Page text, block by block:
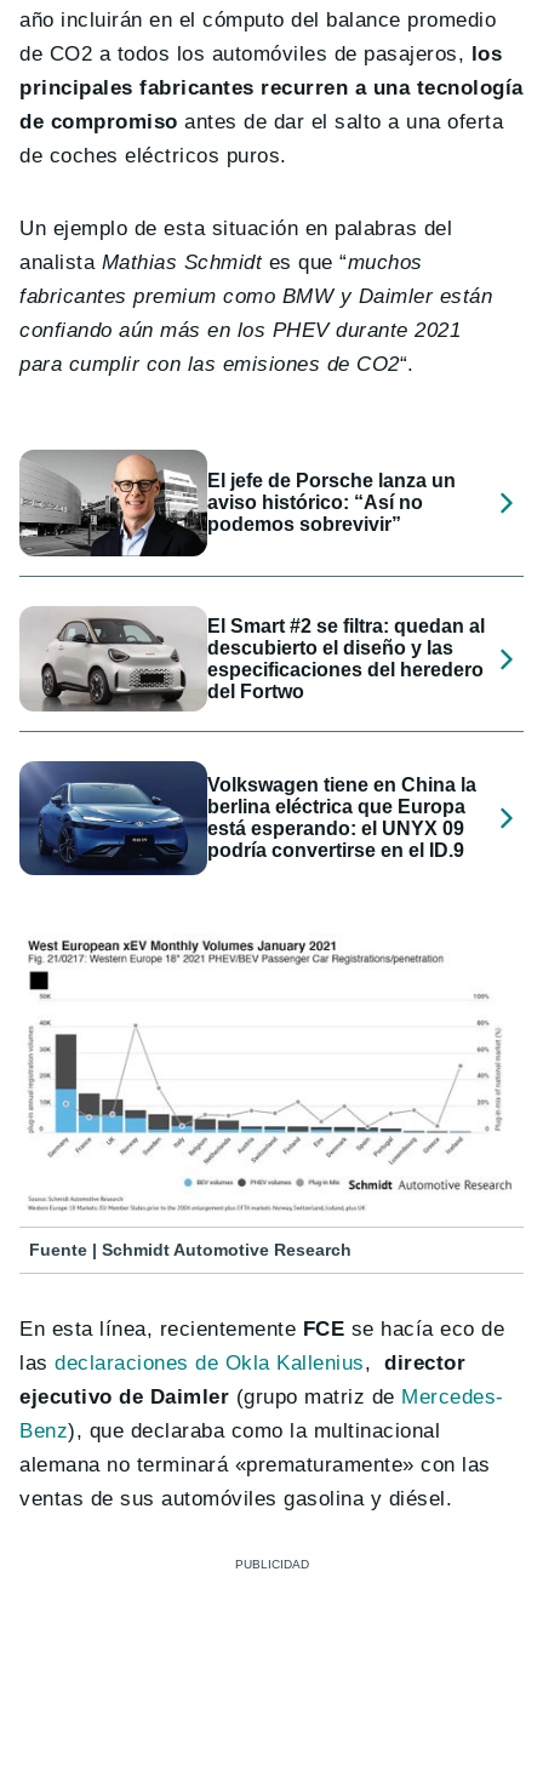
año incluirán en el cómputo del balance promedio
de CO2 a todos los automóviles de pasajeros,
los
principales fabricantes recurren a una tecnología
de compromiso antes de dar el salto a una oferta
de coches eléctricos puros.
Un ejemplo de esta situación en palabras del
analista Mathias Schmidt es que “muchos
fabricantes premium como BMW y Daimler están
confiando aún más en los PHEV durante 2021
para cumplir con las emisiones de CO2“.
El jefe de Porsche lanza un
aviso histórico: “Así no
podemos sobrevivir”
El Smart #2 se filtra: quedan al
descubierto el diseño y las
especificaciones del heredero
del Fortwo
Volkswagen tiene en China la
berlina eléctrica que Europa
está esperando: el UNYX 09
podría convertirse en el ID.9
Fuente | Schmidt Automotive Research
En esta línea, recientemente FCE se hacía eco de
lasdeclaraciones de Okla Kallenius,
director
ejecutivo de Daimler (grupo matriz de Mercedes-
Benz), que declaraba como la multinacional
alemana no terminará «prematuramente» con las
ventas de sus automóviles gasolina y diésel.